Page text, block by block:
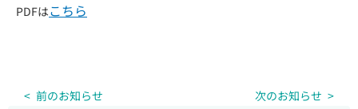
お知らせ
PDFはこちら
前のお知らせ 次のお知らせ